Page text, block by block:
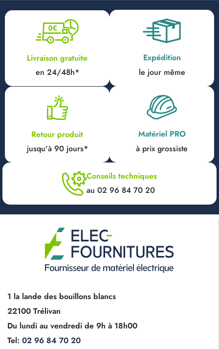
Livraison gratuite
en 24/48h*
Expédition
le jour même
Retour produit
jusqu'à 90 jours*
Matériel PRO
à prix grossiste
Conseils techniques
au 02 96 84 70 20
1 la lande des bouillons blancs
22100 Trélivan
Du lundi au vendredi de 9h à 18h00
Tel: 02 96 84 70 20